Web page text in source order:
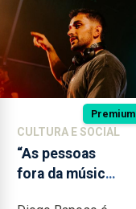
Premium
CULTURA E SOCIAL
“As pessoas
fora da música